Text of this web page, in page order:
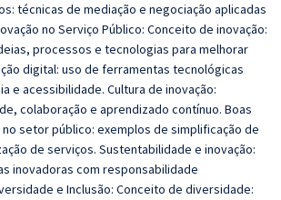
técnicas de mediação e negociação aplicadas
no Serviço Público: Conceito de inovação:
processos e tecnologias para melhorar
digital: uso de ferramentas tecnológicas
e acessibilidade. Cultura de inovação:
colaboração e aprendizado contínuo. Boas
setor público: exemplos de simplificação de
de serviços. Sustentabilidade e inovação:
inovadoras com responsabilidade
e Inclusão: Conceito de diversidade: